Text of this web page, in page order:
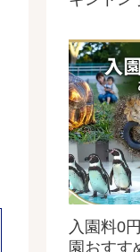
入園料0
園おすす